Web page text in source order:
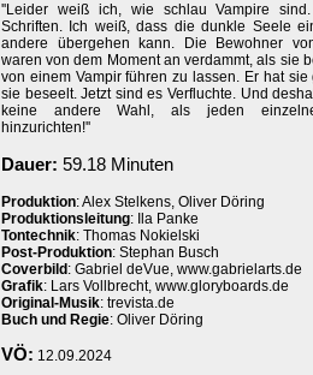
''Leider weiß ich, wie schlau Vampire
Schriften. Ich weiß, dass die dunkle Seele
andere übergehen kann. Die Bewohner
waren von dem Moment an verdammt, als sie
von einem Vampir führen zu lassen. Er hat sie
sie beseelt. Jetzt sind es Verfluchte. Und
keine andere Wahl, als jeden
hinzurichten!''
Dauer: 59.18 Minuten
Produktion: Alex Stelkens, Oliver Döring
Produktionsleitung: Ila Panke
Tontechnik: Thomas Nokielski
Post-Produktion: Stephan Busch
Coverbild : Gabriel deVue, www.gabrielarts.de
Grafik: Lars Vollbrecht, www.gloryboards.de
Original-Musik: trevista.de
Buch und Regie: Oliver Döring
VÖ: 12.09.2024